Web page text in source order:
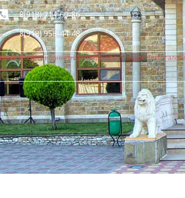
8(918) 214-60-86
8(918) 958-44-48
ЭкскурсииБанкетные залыКафе "Пандок"